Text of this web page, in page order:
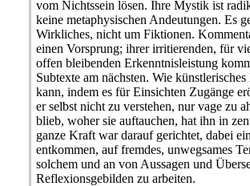
vom Nichtssein lösen. Ihre Mystik ist
keine metaphysischen Andeutungen. Es
Wirkliches, nicht um Fiktionen.
einen Vorsprung; ihrer irritierenden, für
offen bleibenden Erkenntnisleistung
Subtexte am nächsten. Wie
kann, indem es für Einsichten Zugänge
er selbst nicht zu verstehen, nur vage zu
blieb, woher sie auftauchen, hat ihn in
ganze Kraft war darauf gerichtet, dabei
entkommen, auf fremdes, unwegsames
solchem und an von Aussagen und
Reflexionsgebilden zu arbeiten.